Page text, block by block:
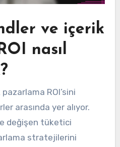
ve içerik
nasıl
ROI’sini
arasında yer alıyor.
değişen tüketici
stratejilerini